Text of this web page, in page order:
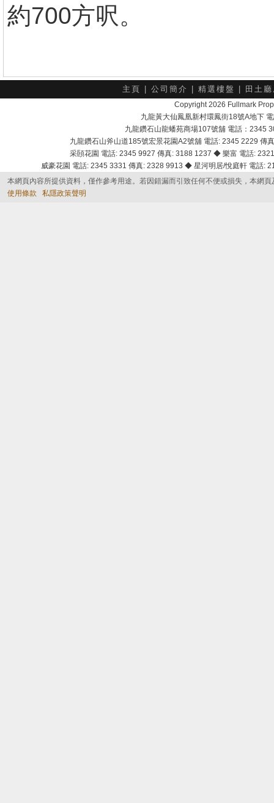
約700方呎。
主頁 公司簡介 精選樓盤 田土
Copyright 2026 Fullmark
九龍黃大仙鳳凰新村環鳳街18號A地下
九龍鑽石山龍蟠苑商場107號舖 電話：2345
九龍鑽石山斧山道185號宏景花園A2號舖 電話: 2345 2229
采頣花園 電話: 2345 9927 傳真: 3188 1237 ◆ 樂富 電話:
威豪花園 電話: 2345 3331 傳真: 2328 9913 ◆ 星河明居/悅庭軒 電話
本網頁內容所提供資料，僅作參考用途。若因錯漏而引致任何不便或損失，本網
使用條款
私隱政策聲明